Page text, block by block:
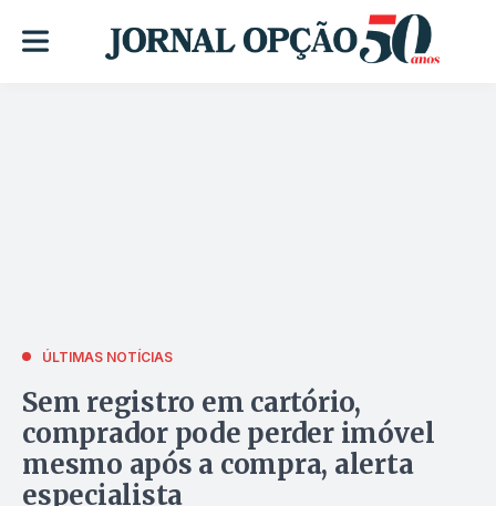
ÚLTIMAS NOTÍCIAS
Sem registro em cartório,
comprador pode perder imóvel
mesmo após a compra, alerta
especialista